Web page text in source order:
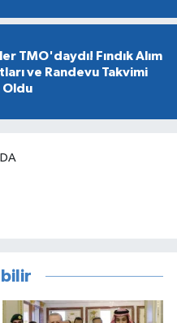
TMO'daydı! Fındık Alım
ve Randevu Takvimi
Oldu